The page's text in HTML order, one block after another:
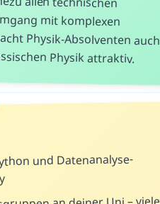
Physik attraktiv.
und Datenanalyse-